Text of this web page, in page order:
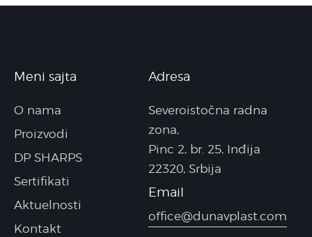
Meni sajta
O nama
Proizvodi
DP SHARPS
Sertifikati
Aktuelnosti
Kontakt
Adresa
Severoistočna radna
zona,
Pinc 2, br. 25, Inđija
22320, Srbija
Email
office@dunavplast.com